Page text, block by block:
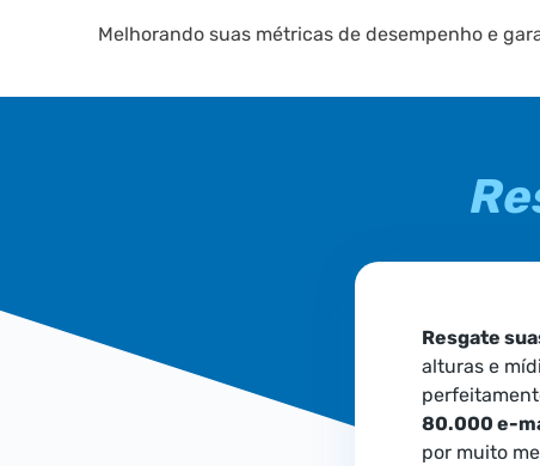
Melhorando suas métricas de desempenho e
Resgate
alturas e
80.000 e-
por muito